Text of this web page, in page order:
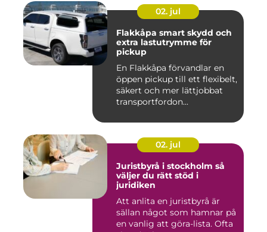
02. jul
Flakkåpa smart skydd och
extra lastutrymme för
pickup
En Flakkåpa förvandlar en
öppen pickup till ett flexibelt,
säkert och mer lättjobbat
transportfordon...
02. jul
Juristbyrå i stockholm så
väljer du rätt stöd i
juridiken
Att anlita en juristbyrå är
sällan något som hamnar på
en vanlig att göra-lista. Ofta